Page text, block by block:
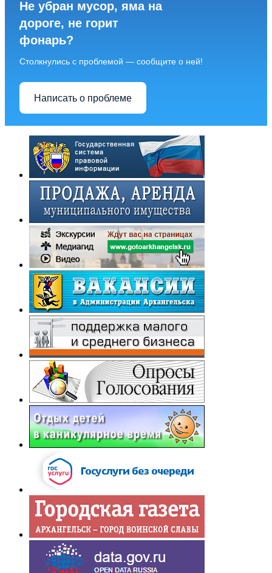
Не убран мусор, яма на
дороге, не горит
фонарь?
Столкнулись с проблемой — сообщите о ней!
Написать о проблеме